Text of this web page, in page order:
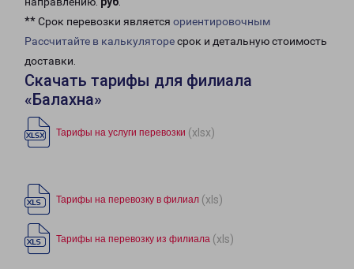
** Срок перевозки является ориентировочным
Рассчитайте в калькуляторесрок и детальную стоимость
доставки.
Скачать тарифы для филиала
«Балахна»
Тарифы на услуги перевозки (xlsx)
Тарифы на перевозку в филиал (xls)
Тарифы на перевозку из филиала (xls)